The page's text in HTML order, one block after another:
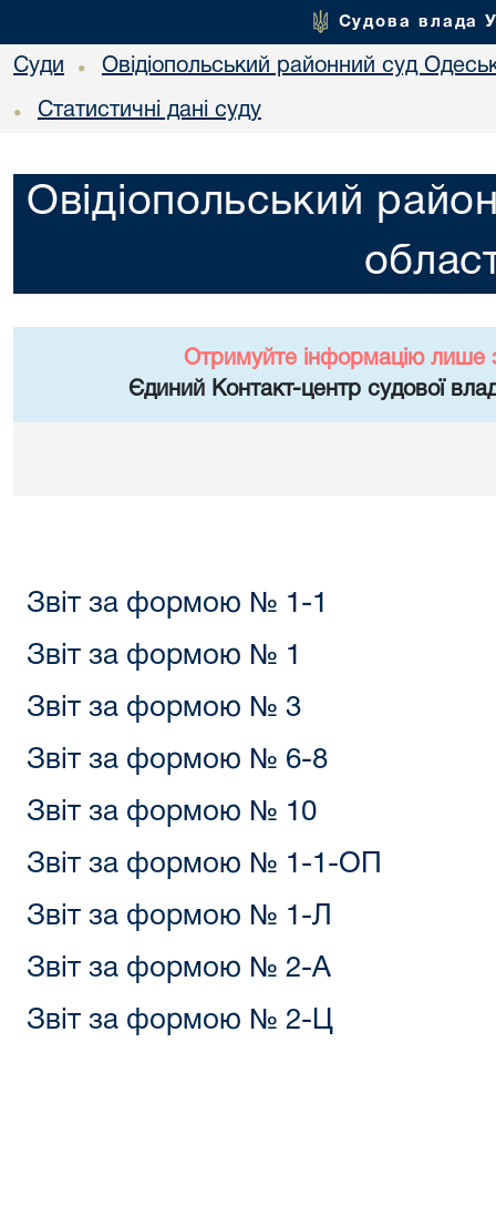
Судова влада
Суди • Овідіопольський районний суд
• Статистичні дані суду
Овідіопольський
Отримуйте інформацію лише
Єдиний Контакт-центр судової
Звіт за формою № 1-1
Звіт за формою № 1
Звіт за формою № 3
Звіт за формою № 6-8
Звіт за формою № 10
Звіт за формою № 1-1-ОП
Звіт за формою № 1-Л
Звіт за формою № 2-A
Звіт за формою № 2-Ц